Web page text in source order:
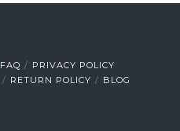
FAQ
PRIVACY POLICY
RETURN POLICY BLOG